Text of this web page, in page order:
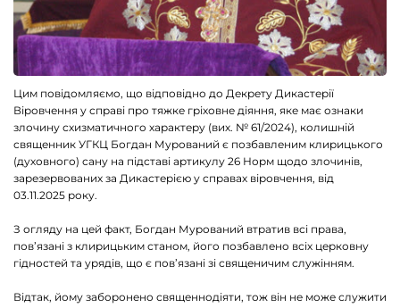
Цим повідомляємо, що відповідно до Декрету Дикастерії
Віровчення у справі про тяжке гріховне діяння, яке має ознаки
злочину схизматичного характеру (вих. № 61/2024), колишній
священник УГКЦ Богдан Мурований є позбавленим клирицького
(духовного) сану на підставі артикулу 26 Норм щодо злочинів,
зарезервованих за Дикастерією у справах віровчення, від
03.11.2025 року.
З огляду на цей факт, Богдан Мурований втратив всі права,
пов’язані з клирицьким станом, його позбавлено всіх церковну
гідностей та урядів, що є пов’язані зі священичим служінням.
Відтак, йому заборонено священнодіяти, тож він не може служити